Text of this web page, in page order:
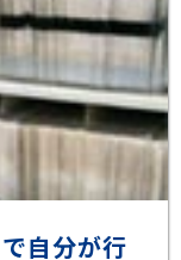
自分が行